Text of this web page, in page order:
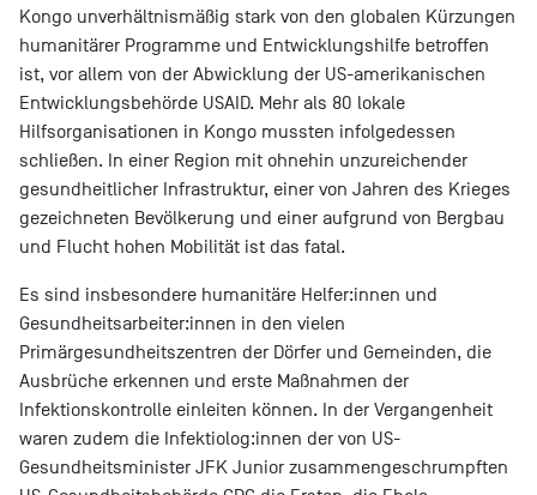
Kongo unverhältnismäßig stark von den globalen Kürzungen
humanitärer Programme und Entwicklungshilfe betroffen
ist, vor allem von der Abwicklung der US-amerikanischen
Entwicklungsbehörde USAID. Mehr als 80 lokale
Hilfsorganisationen in Kongo mussten infolgedessen
schließen. In einer Region mit ohnehin unzureichender
gesundheitlicher Infrastruktur, einer von Jahren des Krieges
gezeichneten Bevölkerung und einer aufgrund von Bergbau
und Flucht hohen Mobilität ist das fatal.
Es sind insbesondere humanitäre Helfer:innen und
Gesundheitsarbeiter:innen in den vielen
Primärgesundheitszentren der Dörfer und Gemeinden, die
Ausbrüche erkennen und erste Maßnahmen der
Infektionskontrolle einleiten können. In der Vergangenheit
waren zudem die Infektiolog:innen der von US-
Gesundheitsminister JFK Junior zusammengeschrumpften